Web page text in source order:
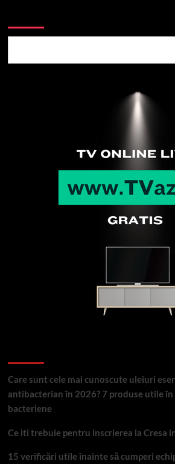
Care sunt cele mai cunoscute uleiuri
antibacterian în 2026? 7 produse utile
bacteriene
Ce iti trebuie pentru inscrierea la Cresa
15 verificări utile înainte să cumperi